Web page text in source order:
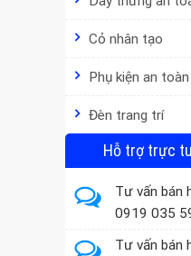
Cỏ nhân tạo
Phụ kiện an toàn
Đèn trang trí
Hỗ trợ trực
Tư vấn bán
0919 035
Tư vấn bán